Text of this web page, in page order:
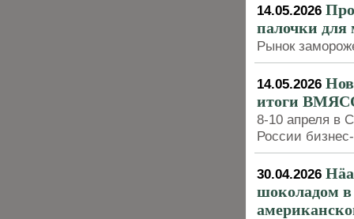
14.05.2026
палочки для
Рынок
14.05.2026
итоги
8-10 апреля в
России
30.04.2026
шоколадом в